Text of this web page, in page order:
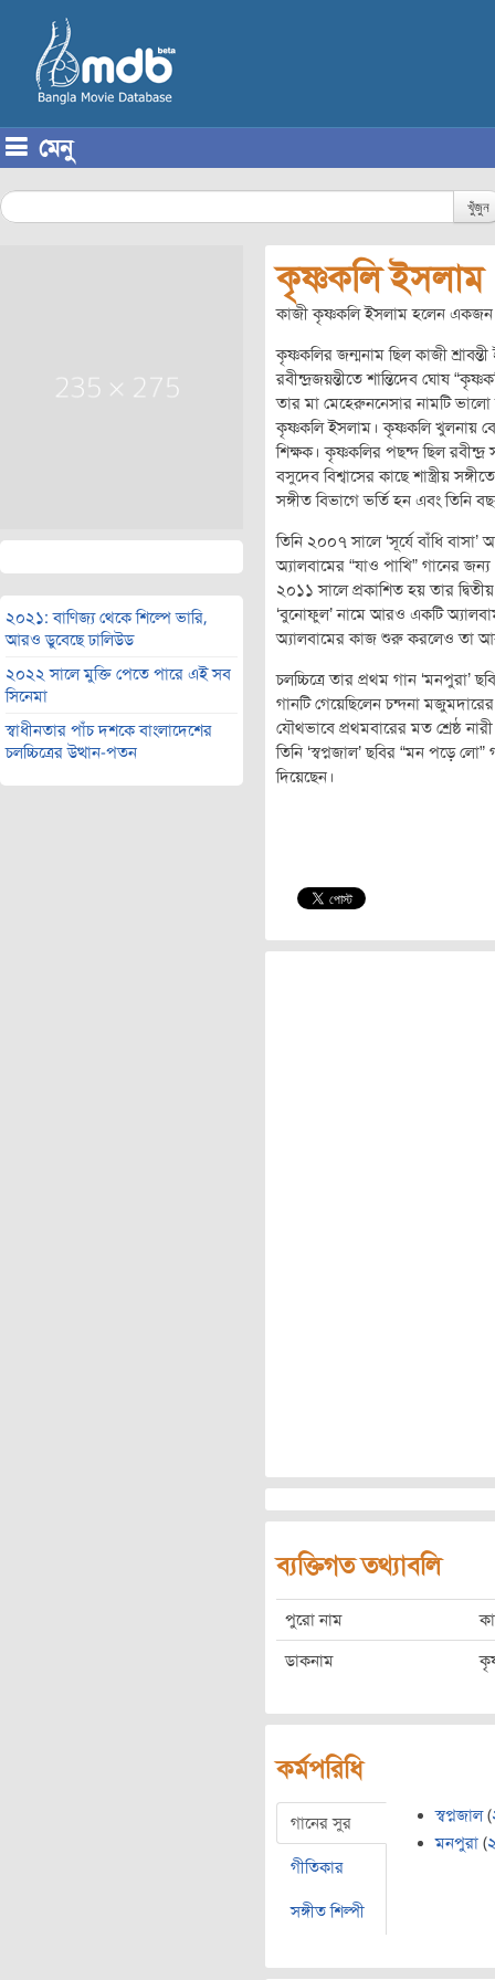
মেনু
খুঁজুন
২০২১: বাণিজ্য থেকে শিল্পে ভারি,
আরও ডুবেছে ঢালিউড
২০২২ সালে মুক্তি পেতে পারে এই সব
সিনেমা
স্বাধীনতার পাঁচ দশকে বাংলাদেশের
চলচ্চিত্রের উত্থান-পতন
কৃষ্ণকলি ইসলাম
কাজী কৃষ্ণকলি ইসলাম হলেন একজন
কৃষ্ণকলির জন্মনাম ছিল কাজী
রবীন্দ্রজয়ন্তীতে শান্তিদেব ঘোষ
তার মা মেহেরুননেসার নামটি
কৃষ্ণকলি ইসলাম। কৃষ্ণকলি খুলনায়
শিক্ষক। কৃষ্ণকলির পছন্দ ছিল রবীন্দ্র
বসুদেব বিশ্বাসের কাছে শাস্ত্রীয়
সঙ্গীত বিভাগে ভর্তি হন এবং তিনি
তিনি ২০০৭ সালে ‘সূর্যে বাঁধি
অ্যালবামের “যাও পাখি” গানের
২০১১ সালে প্রকাশিত হয় তার
‘বুনোফুল’ নামে আরও ‍একটি
অ্যালবামের কাজ শুরু করলেও তা
চলচ্চিত্রে তার প্রথম গান ‘মনপুরা’
গানটি গেয়েছিলেন চন্দনা
যৌথভাবে প্রথমবারের মত শ্রেষ্ঠ
তিনি ‘স্বপ্নজাল’ ছবির “মন পড়ে
দিয়েছেন।
ব্যক্তিগত তথ্যাবলি
পুরো নাম
ডাকনাম
কর্মপরিধি
গানের সুর
গীতিকার
সঙ্গীত শিল্পী
স্বপ্নজাল(
মনপুরা (